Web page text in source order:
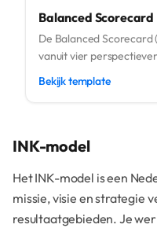
Balanced Scorecard
De Balanced
vanuit vier
Bekijk template
INK-model
Het INK-model is een
missie, visie en strategie
resultaatgebieden. Je